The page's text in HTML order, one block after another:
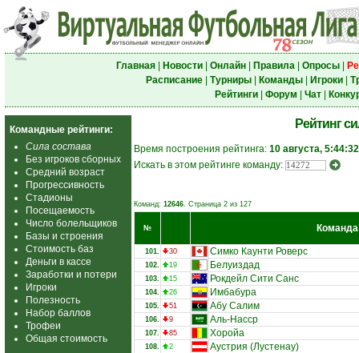
Главная| Новости| Онлайн| Правила| Опросы|
Расписание| Турниры| Команды| Игроки|
Рейтинги| Форум Чат|
Командные рейтинги:
Сила состава
Без игроков сборных
Средний возраст
Прогрессивность
Стадионы
Посещаемость
Число болельщиков
Базы и строения
Стоимость баз
Деньги в кассе
Заработки и потери
Игроки
Полезность
Набор баллов
Трофеи
Общая стоимость
Рейтинг
Время построения рейтинга: 10 августа, 5:44:32
Искать в этом рейтинге команду:
Команд: 12646. Страница 2 из 127
№ Команда
101. 30 Симко Каунти Роверс
102. 19 Белуиздад
103. 15 Рокдейл Сити Санс
104. 26 Имбабура
105. 51 Абу Салим
106. 9 Аль-Насср
107. 85 Хоройа
108. 2 Аустрия (Лустенау)